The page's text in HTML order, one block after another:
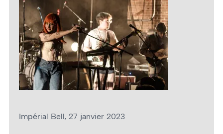
Impérial Bell, 27 janvier 2023